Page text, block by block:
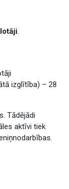
.
izglītība) – 28
Tādējādi
aktīvi tiek